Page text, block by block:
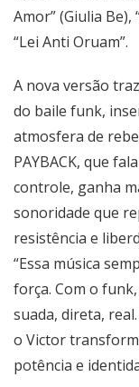
Amor” (Giulia
“Lei Anti Oruam”.
A nova versão
do baile funk,
atmosfera de
PAYBACK, que
controle, ganha
sonoridade que
resistência e
“Essa música
força. Com o
suada, direta,
o Victor
potência e